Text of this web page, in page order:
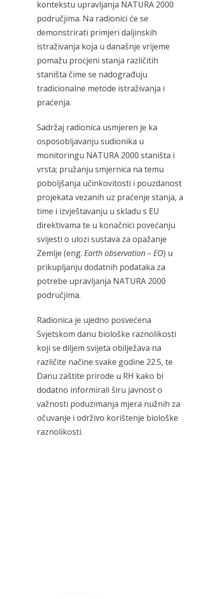
kontekstu upravljanja NATURA 2000
područjima. Na radionici će se
demonstrirati primjeri daljinskih
istraživanja koja u današnje vrijeme
pomažu procjeni stanja različitih
staništa čime se nadograđuju
tradicionalne metode istraživanja i
praćenja.
Sadržaj radionica usmjeren je ka
osposobljavanju sudionika u
monitoringu NATURA 2000 staništa i
vrsta; pružanju smjernica na temu
poboljšanja učinkovitosti i pouzdanost
projekata vezanih uz praćenje stanja, a
time i izvještavanju u skladu s EU
direktivama te u konačnici povećanju
svijesti o ulozi sustava za opažanje
Zemlje (eng. Earth observation – EO) u
prikupljanju dodatnih podataka za
potrebe upravljanja NATURA 2000
područjima.
Radionica je ujedno posvećena
Svjetskom danu biološke raznolikosti
koji se diljem svijeta obilježava na
različite načine svake godine 22.5, te
Danu zaštite prirode u RH kako bi
dodatno informirali širu javnost o
važnosti poduzimanja mjera nužnih za
očuvanje i održivo korištenje biološke
raznolikosti.